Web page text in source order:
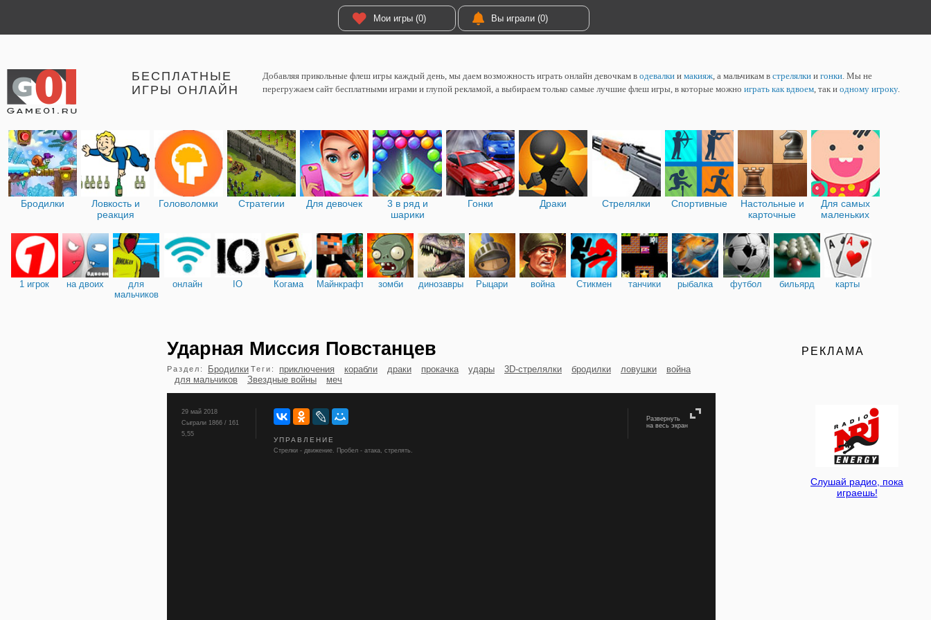
Мои игры (0) Вы играли (0)
БЕСПЛАТНЫЕ
ИГРЫ ОНЛАЙН
Добавляя прикольные флеш игры каждый день, мы даем возможность играть онлайн девочкам в одевалки и макияж, а мальчикам в стрелялки и гонки. Мы не
перегружаем сайт бесплатными играми и глупой рекламой, а выбираем только самые лучшие флеш игры, в которые можно играть как вдвоем, так и одному игроку.
Бродилки
Ловкость и
реакция
Головоломки Стратегии Для девочек
3 в ряд и
шарики
Гонки Драки Стрелялки Спортивные
Настольные и
карточные
Для самых
маленьких
1 игрок на двоих
для
мальчиков
онлайн IO Когама Майнкрафт зомби динозавры Рыцари война Стикмен танчики рыбалка футбол бильярд карты
Ударная Миссия Повстанцев
Раздел: Бродилки Теги: приключения корабли драки прокачка удары 3D-стрелялки бродилки ловушки
война
для мальчиков
Звездные войны меч
Развернуть
на весь экран
29 май 2018
Сыграли 1866 / 161
5,55
УПРАВЛЕНИЕ
Стрелки - движение. Пробел - атака, стрелять.
РЕКЛАМА
Слушай радио, пока
играешь!